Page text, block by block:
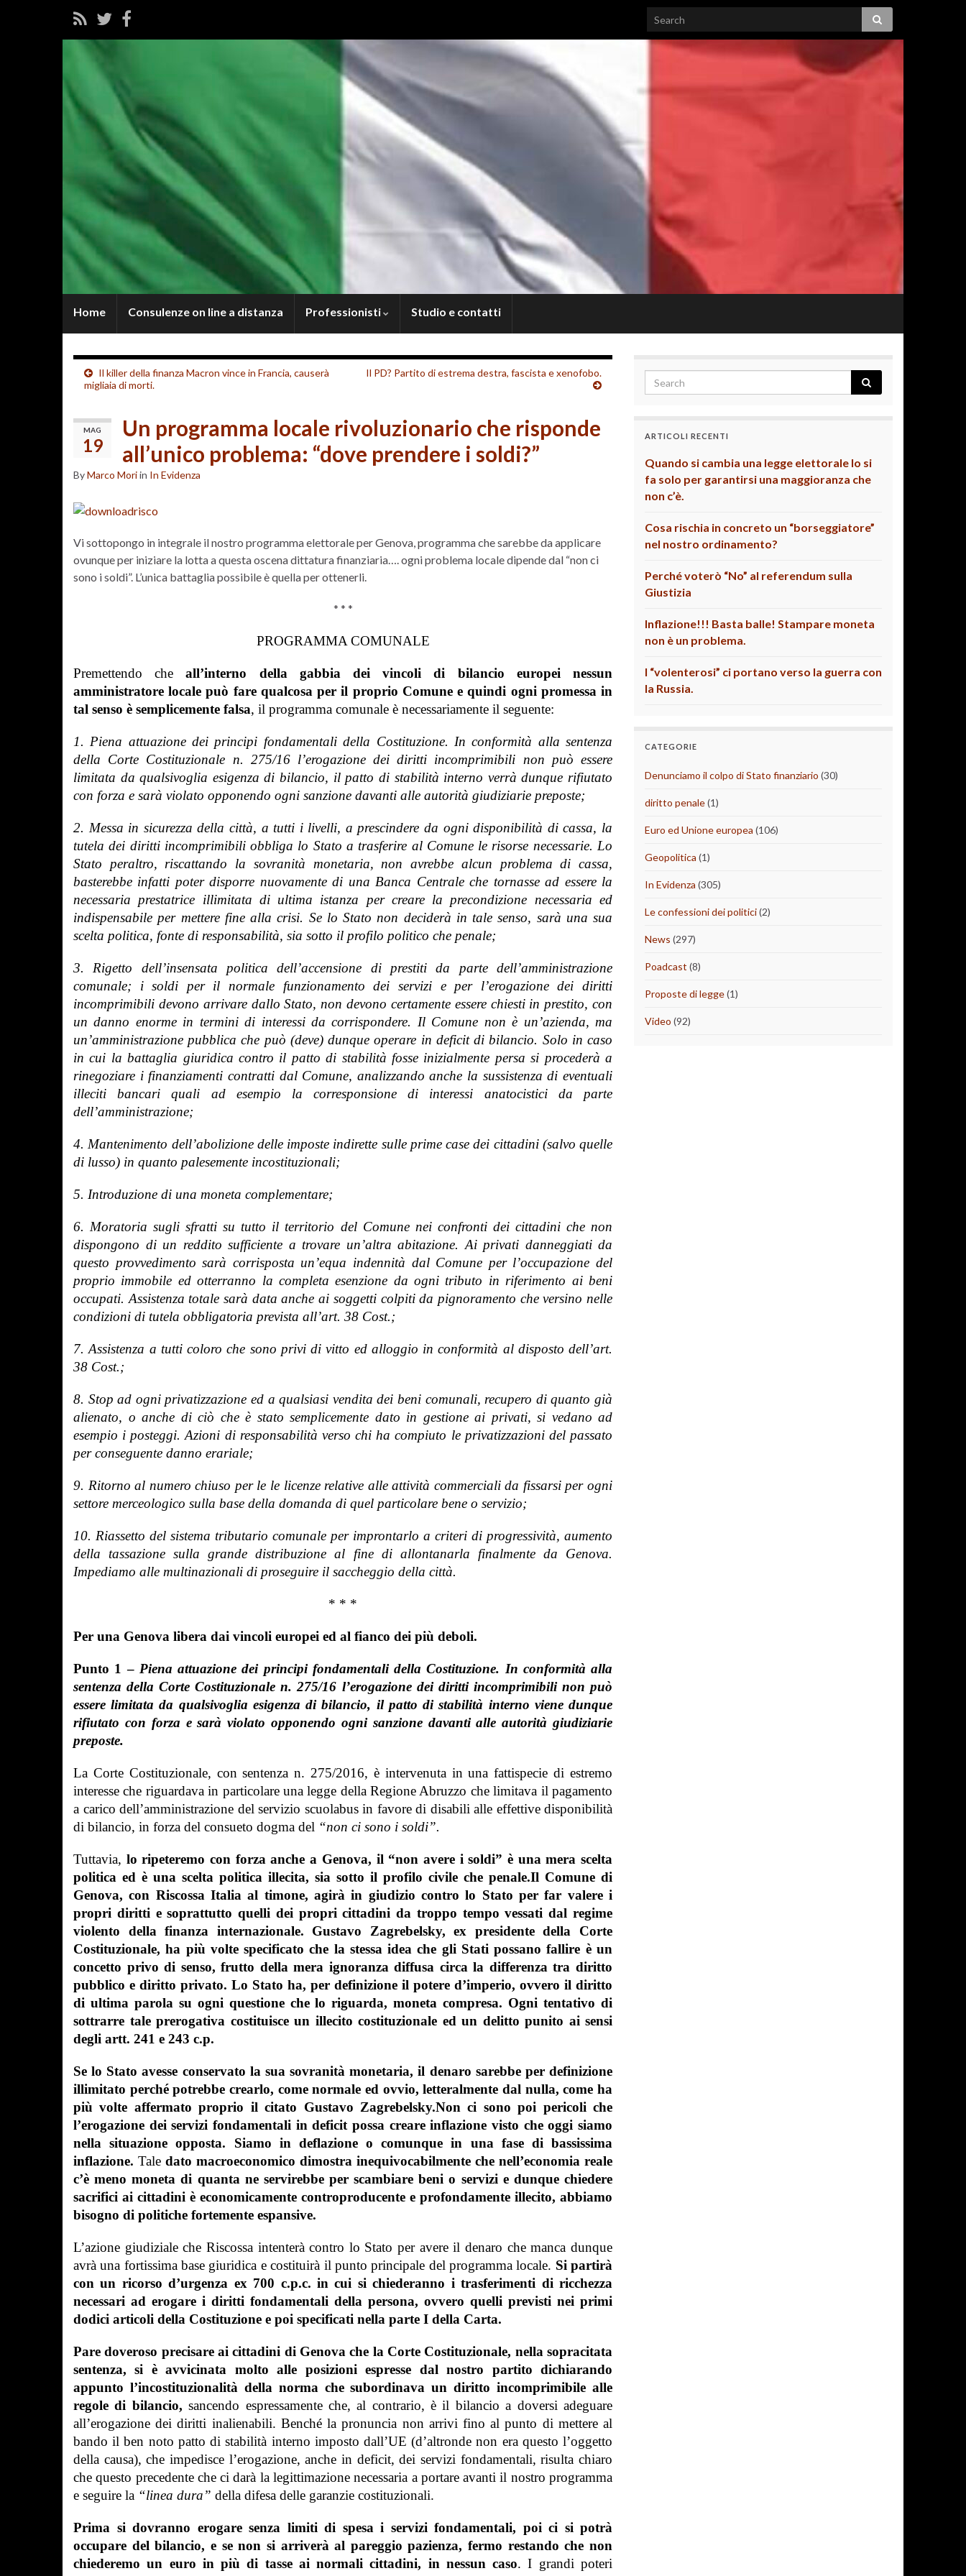
Home Consulenze on line a distanza Professionisti Studio e contatti
Il killer della finanza Macron vince in Francia, causerà
migliaia di morti.
Il PD? Partito di estrema destra, fascista e xenofobo.
MAG
19
Un programma locale rivoluzionario che risponde
all’unico problema: “dove prendere i soldi?”
ByMarco Moriin In Evidenza
Vi sottopongo in integrale il nostro programma elettorale per Genova, programma che sarebbe da applicare
ovunque per iniziare la lotta a questa oscena dittatura finanziaria…. ogni problema locale dipende dal “non ci
sono i soldi”. L’unica battaglia possibile è quella per ottenerli.
* * *
PROGRAMMA COMUNALE
Premettendo cheall’interno della gabbia dei vincoli di bilancio europei nessun
amministratore locale può fare qualcosa per il proprio Comune e quindi ogni promessa in
tal senso è semplicemente falsa, il programma comunale è necessariamente il seguente:
1. Piena attuazione dei principi fondamentali della Costituzione. In conformità alla sentenza
della Corte Costituzionale n. 275/16 l’erogazione dei diritti incomprimibili non può essere
limitata da qualsivoglia esigenza di bilancio, il patto di stabilità interno verrà dunque rifiutato
con forza e sarà violato opponendo ogni sanzione davanti alle autorità giudiziarie preposte;
2. Messa in sicurezza della città, a tutti i livelli, a prescindere da ogni disponibilità di cassa, la
tutela dei diritti incomprimibili obbliga lo Stato a trasferire al Comune le risorse necessarie. Lo
Stato peraltro, riscattando la sovranità monetaria, non avrebbe alcun problema di cassa,
basterebbe infatti poter disporre nuovamente di una Banca Centrale che tornasse ad essere la
necessaria prestatrice illimitata di ultima istanza per creare la precondizione necessaria ed
indispensabile per mettere fine alla crisi. Se lo Stato non deciderà in tale senso, sarà una sua
scelta politica, fonte di responsabilità, sia sotto il profilo politico che penale;
3. Rigetto dell’insensata politica dell’accensione di prestiti da parte dell’amministrazione
comunale; i soldi per il normale funzionamento dei servizi e per l’erogazione dei diritti
incomprimibili devono arrivare dallo Stato, non devono certamente essere chiesti in prestito, con
un danno enorme in termini di interessi da corrispondere. Il Comune non è un’azienda, ma
un’amministrazione pubblica che può (deve) dunque operare in deficit di bilancio. Solo in caso
in cui la battaglia giuridica contro il patto di stabilità fosse inizialmente persa si procederà a
rinegoziare i finanziamenti contratti dal Comune, analizzando anche la sussistenza di eventuali
illeciti bancari quali ad esempio la corresponsione di interessi anatocistici da parte
dell’amministrazione;
4. Mantenimento dell’abolizione delle imposte indirette sulle prime case dei cittadini (salvo quelle
di lusso) in quanto palesemente incostituzionali;
5. Introduzione di una moneta complementare;
6. Moratoria sugli sfratti su tutto il territorio del Comune nei confronti dei cittadini che non
dispongono di un reddito sufficiente a trovare un’altra abitazione. Ai privati danneggiati da
questo provvedimento sarà corrisposta un’equa indennità dal Comune per l’occupazione del
proprio immobile ed otterranno la completa esenzione da ogni tributo in riferimento ai beni
occupati. Assistenza totale sarà data anche ai soggetti colpiti da pignoramento che versino nelle
condizioni di tutela obbligatoria prevista all’art. 38 Cost.;
7. Assistenza a tutti coloro che sono privi di vitto ed alloggio in conformità al disposto dell’art.
38 Cost.;
8. Stop ad ogni privatizzazione ed a qualsiasi vendita dei beni comunali, recupero di quanto già
alienato, o anche di ciò che è stato semplicemente dato in gestione ai privati, si vedano ad
esempio i posteggi. Azioni di responsabilità verso chi ha compiuto le privatizzazioni del passato
per conseguente danno erariale;
9. Ritorno al numero chiuso per le le licenze relative alle attività commerciali da fissarsi per ogni
settore merceologico sulla base della domanda di quel particolare bene o servizio;
10. Riassetto del sistema tributario comunale per improntarlo a criteri di progressività, aumento
della tassazione sulla grande distribuzione al fine di allontanarla finalmente da Genova.
Impediamo alle multinazionali di proseguire il saccheggio della città.
* * *
Per una Genova libera dai vincoli europei ed al fianco dei più deboli.
Punto 1 – Piena attuazione dei principi fondamentali della Costituzione. In conformità alla
sentenza della Corte Costituzionale n. 275/16 l’erogazione dei diritti incomprimibili non può
essere limitata da qualsivoglia esigenza di bilancio, il patto di stabilità interno viene dunque
rifiutato con forza e sarà violato opponendo ogni sanzione davanti alle autorità giudiziarie
preposte.
La Corte Costituzionale, con sentenza n. 275/2016, è intervenuta in una fattispecie di estremo
interesse che riguardava in particolare una legge della Regione Abruzzo che limitava il pagamento
a carico dell’amministrazione del servizio scuolabus in favore di disabili alle effettive disponibilità
di bilancio, in forza del consueto dogma del “non ci sono i soldi”.
Tuttavia, lo ripeteremo con forza anche a Genova, il “non avere i soldi” è una mera scelta
politica ed è una scelta politica illecita, sia sotto il profilo civile che penale.Il Comune di
Genova, con Riscossa Italia al timone, agirà in giudizio contro lo Stato per far valere i
propri diritti e soprattutto quelli dei propri cittadini da troppo tempo vessati dal regime
violento della finanza internazionale. Gustavo Zagrebelsky, ex presidente della Corte
Costituzionale, ha più volte specificato che la stessa idea che gli Stati possano fallire è un
concetto privo di senso, frutto della mera ignoranza diffusa circa la differenza tra diritto
pubblico e diritto privato. Lo Stato ha, per definizione il potere d’imperio, ovvero il diritto
di ultima parola su ogni questione che lo riguarda, moneta compresa. Ogni tentativo di
sottrarre tale prerogativa costituisce un illecito costituzionale ed un delitto punito ai sensi
degli artt. 241 e 243 c.p.
Se lo Stato avesse conservato la sua sovranità monetaria, il denaro sarebbe per definizione
illimitato perché potrebbe crearlo, come normale ed ovvio,letteralmente dal nulla, come ha
più volte affermato proprio il citato Gustavo Zagrebelsky.Non ci sono poi pericoli che
l’erogazione dei servizi fondamentali in deficit possa creare inflazione visto che oggi siamo
nella situazione opposta. Siamo in deflazione o comunque in una fase di bassissima
inflazione. Tale dato macroeconomico dimostra inequivocabilmente che nell’economia reale
c’è meno moneta di quanta ne servirebbe per scambiare beni o servizi e dunque chiedere
sacrifici ai cittadini è economicamente controproducente e profondamente illecito, abbiamo
bisogno di politiche fortemente espansive.
L’azione giudiziale che Riscossa intenterà contro lo Stato per avere il denaro che manca dunque
avrà una fortissima base giuridica e costituirà il punto principale del programma locale. Si partirà
con un ricorso d’urgenza ex 700 c.p.c. in cui si chiederanno i trasferimenti di ricchezza
necessari ad erogare i diritti fondamentali della persona, ovvero quelli previsti nei primi
dodici articoli della Costituzione e poi specificati nella parte I della Carta.
Pare doveroso precisare ai cittadini di Genova che la Corte Costituzionale, nella sopracitata
sentenza, si è avvicinata molto alle posizioni espresse dal nostro partito dichiarando
appunto l’incostituzionalità della norma che subordinava un diritto incomprimibile alle
regole di bilancio,sancendo espressamente che, al contrario, è il bilancio a doversi adeguare
all’erogazione dei diritti inalienabili. Benché la pronuncia non arrivi fino al punto di mettere al
bando il ben noto patto di stabilità interno imposto dall’UE (d’altronde non era questo l’oggetto
della causa), che impedisce l’erogazione, anche in deficit, dei servizi fondamentali, risulta chiaro
che questo precedente che ci darà la legittimazione necessaria a portare avanti il nostro programma
e seguire la “linea dura” della difesa delle garanzie costituzionali.
Prima si dovranno erogare senza limiti di spesa i servizi fondamentali, poi ci si potrà
occupare del bilancio, e se non si arriverà al pareggio pazienza, fermo restando che non
chiederemo un euro in più di tasse ai normali cittadini, in nessun caso. I grandi poteri
ARTICOLI RECENTI
Quando si cambia una legge elettorale lo si
fa solo per garantirsi una maggioranza che
non c’è.
Cosa rischia in concreto un “borseggiatore”
nel nostro ordinamento?
Perché voterò “No” al referendum sulla
Giustizia
Inflazione!!! Basta balle! Stampare moneta
non è un problema.
I “volenterosi” ci portano verso la guerra con
la Russia.
CATEGORIE
Denunciamo il colpo di Stato finanziario (30)
diritto penale(1)
Euro ed Unione europea (106)
Geopolitica (1)
In Evidenza (305)
Le confessioni dei politici(2)
News (297)
Poadcast (8)
Proposte di legge(1)
Video (92)